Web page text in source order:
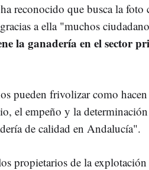
reconocido que busca la
a ella "muchos
la ganadería en el sector
pueden frivolizar como
el empeño y la
de calidad en Andalucía".
propietarios de la